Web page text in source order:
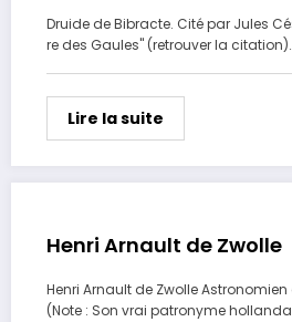
Druide de Bibracte. Cité par Jules
re des Gaules" (retrouver la
Lire la suite
Henri Arnault de Zwolle
Henri Arnault de Zwolle Astronomien
(Note : Son vrai patronyme